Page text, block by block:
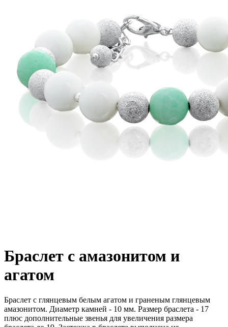
Браслет с амазонитом и
агатом
Браслет с глянцевым белым агатом и граненым глянцевым
амазонитом. Диаметр камней - 10 мм. Размер браслета - 17
плюс дополнительные звенья для увеличения размера